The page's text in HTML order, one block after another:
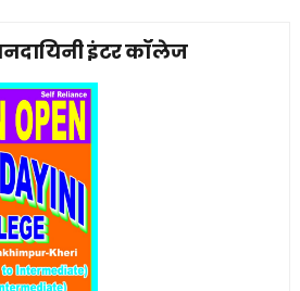
इंटर कॉलेज